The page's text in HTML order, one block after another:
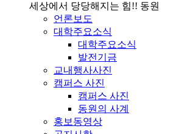
세상에서 당당해지는 힘!! 동원
언론보도
대학주요소식
대학주요소식
발전기금
교내행사사진
캠퍼스 사진
캠퍼스 사진
동원의 사계
홍보동영상